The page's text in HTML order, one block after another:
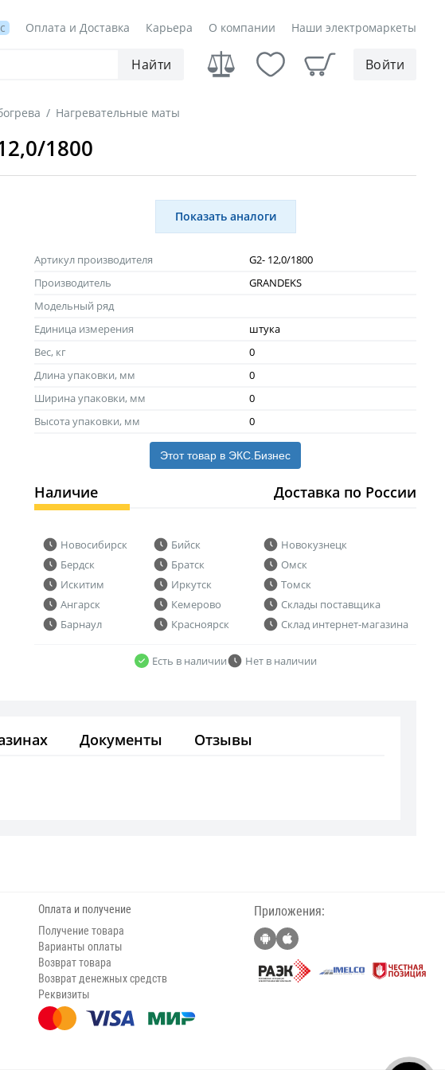
Оплата и Доставка Карьера О компании Наши электромаркеты
Найти Войти
/ Нагревательные маты
1800
Показать аналоги
Артикул производителя
G2- 12,0/1800
Производитель
GRANDEKS
Модельный ряд
Единица измерения
штука
Вес, кг
0
Длина упаковки, мм
0
Ширина упаковки, мм
0
Высота упаковки, мм
0
Этот товар в ЭКС.Бизнес
Наличие Доставка по России
Новосибирск
Бердск
Искитим
Ангарск
Барнаул
Бийск
Братск
Иркутск
Кемерово
Красноярск
Новокузнецк
Омск
Томск
Склады поставщика
Склад интернет-магазина
Есть в наличии
Нет в наличии
Документы Отзывы
Оплата и получение
Получение товара
Варианты оплаты
Возврат товара
Возврат денежных средств
Реквизиты
Приложения: